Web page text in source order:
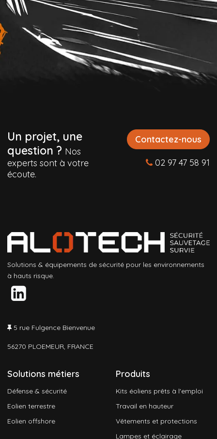
Un projet, une
question ? Nos
experts sont à votre
écoute.
Contactez-nous
02 97 47 58 91
Solutions & équipements de sécurité pour les environnements
à hauts risque.
5 rue Fulgence Bienvenue
56270 PLOEMEUR, FRANCE
Solutions métiers
Défense & sécurité
Eolien terrestre
Eolien offshore
Produits
Kits éoliens prêts à l'emploi
Travail en hauteur
Vêtements et protections
Lampes et éclairage